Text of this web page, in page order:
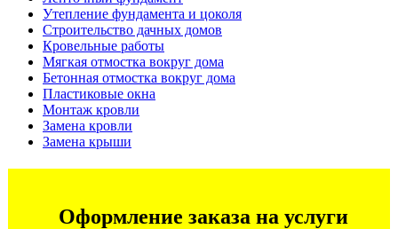
Утепление фундамента и цоколя
Строительство дачных домов
Кровельные работы
Мягкая отмостка вокруг дома
Бетонная отмостка вокруг дома
Пластиковые окна
Монтаж кровли
Замена кровли
Замена крыши
Оформление заказа на услуги